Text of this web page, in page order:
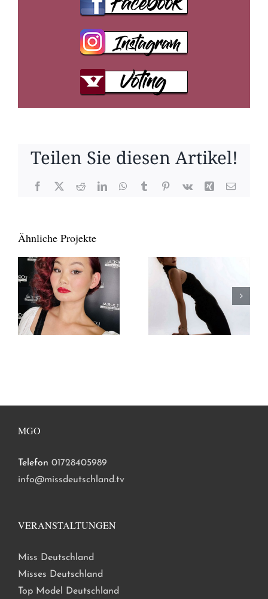
Teilen Sie diesen Artikel!
Facebook
X RedditLinkedInWhatsApp
TumblrPinterest
Vk Xing E-
Ähnliche Projekte
MGO
Telefon 01728405989
info@missdeutschland.tv
VERANSTALTUNGEN
Miss Deutschland
Misses Deutschland
Top Model Deutschland